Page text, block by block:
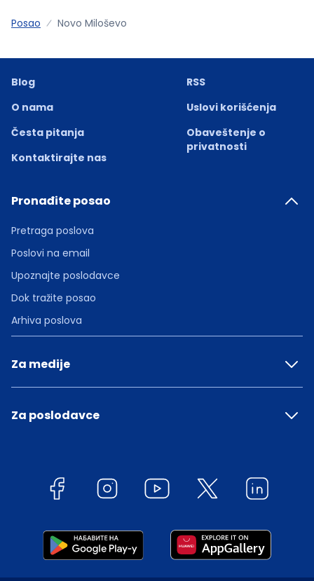
Posao Novo Miloševo
Blog
O nama
Česta pitanja
Kontaktirajte nas
RSS
Uslovi korišćenja
Obaveštenje o
privatnosti
Pronađite posao
Pretraga poslova
Poslovi na email
Upoznajte poslodavce
Dok tražite posao
Arhiva poslova
Za medije
Za poslodavce